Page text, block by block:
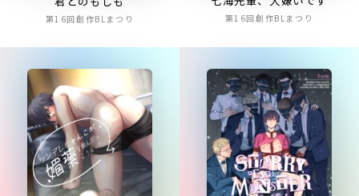
第16回創作BLまつり 第16回創作BLまつり